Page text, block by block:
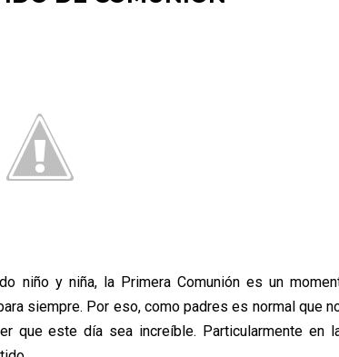
niño y niña, la Primera Comunión es un
siempre. Por eso, como padres es normal que
que este día sea increíble. Particularmente en